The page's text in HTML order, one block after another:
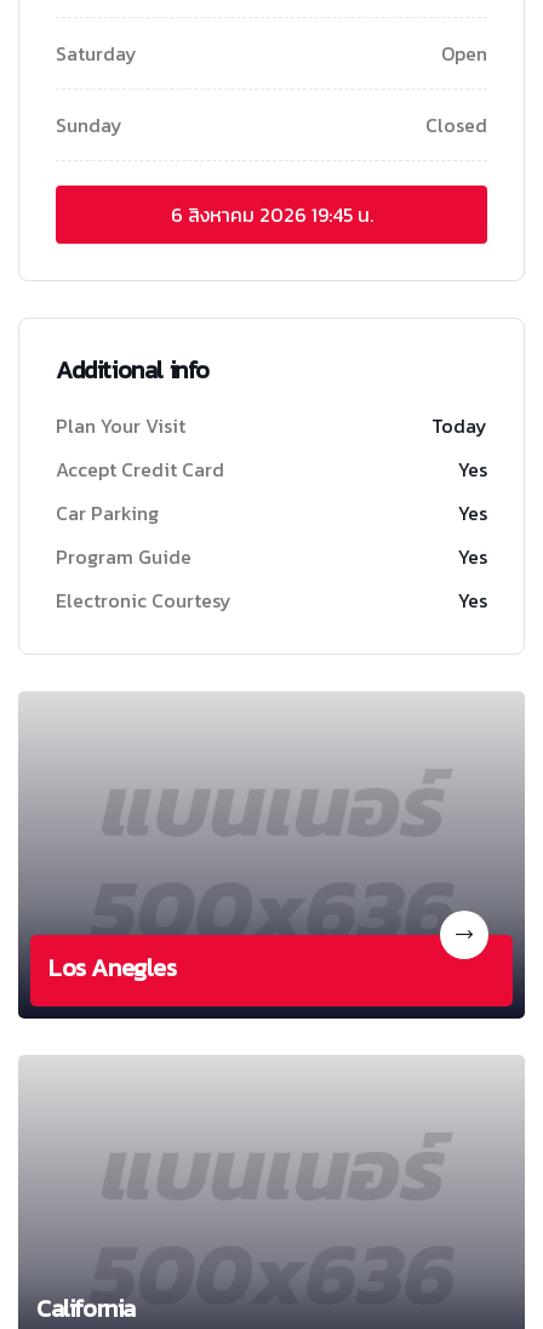
Saturday Open
Sunday Closed
6 สิงหาคม 2026 19:45 น.
Additional info
Plan Your Visit
Today
Accept Credit Card
Yes
Car Parking
Yes
Program Guide
Yes
Electronic Courtesy
Yes
Los Anegles
California